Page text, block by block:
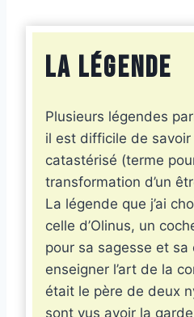
La légende
Plusieurs légendes
il est difficile de
catastérisé (terme
transformation d’un
La légende que j’ai
celle d’Olinus, un
pour sa sagesse et sa
enseigner l’art de la
était le père de deux
sont vus avoir la